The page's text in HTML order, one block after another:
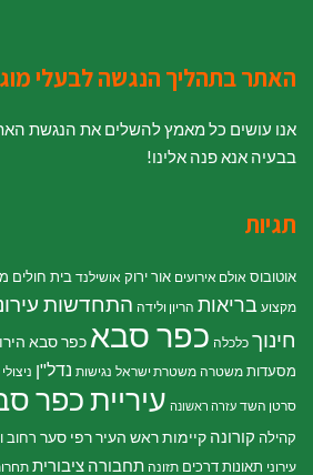
האתר בתהליך הנגשה לבעלי
אנו עושים כל מאמץ להשלים את הנגשת
בבעיה אנא פנה אלינו!
תגיות
אוטובוס אולם אירועים אור ירוק אושילנד בית חולים
מקצוע בריאות הריון ולידה התחדשות
חינוך כלכלה כפר סבא כפר סבא
מסעדות משטרה משטרת ישראל נגישות נדל"ן
סרטן השד עזרה ראשונה עיריית כפר
קהילה קורונה קיימותראש העיר רפי סער רחוב
עירוני תאונות דרכים תזונה תחבורה ציבורית